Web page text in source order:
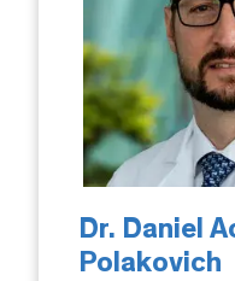
Dr. Daniel
Polakovich